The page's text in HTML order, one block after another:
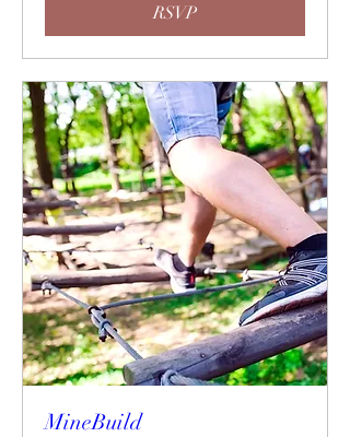
RSVP
MineBuild